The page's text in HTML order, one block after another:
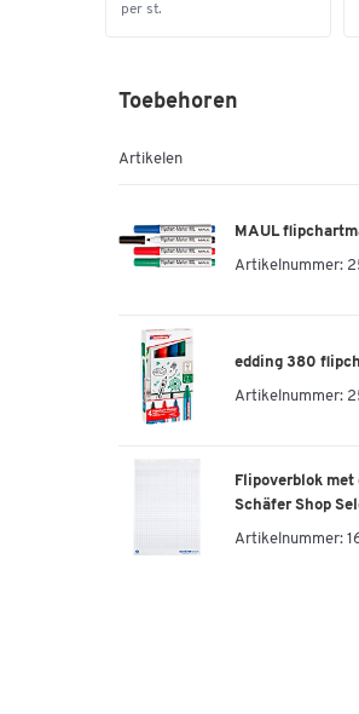
per st.
Toebehoren
Artikelen
MAUL
Artikelnummer:
edding 380
Artikelnummer:
Flipoverblok
Schäfer Shop
Artikelnummer: